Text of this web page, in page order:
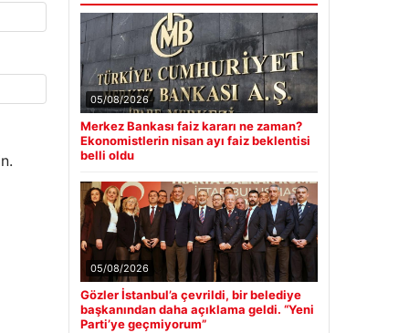
05/08/2026
Merkez Bankası faiz kararı ne zaman?
Ekonomistlerin nisan ayı faiz beklentisi
belli oldu
05/08/2026
Gözler İstanbul’a çevrildi, bir belediye
başkanından daha açıklama geldi. “Yeni
Parti’ye geçmiyorum”